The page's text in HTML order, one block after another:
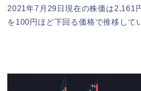
2021年7月29日現在の株価は2,161
を100円ほど下回る価格で推移して